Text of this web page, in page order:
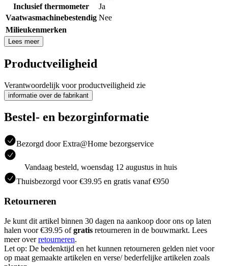
Inclusief thermometer
Ja
Vaatwasmachinebestendig Nee
Milieukenmerken
Lees meer
Productveiligheid
Verantwoordelijk voor productveiligheid zie
informatie over de fabrikant
Bestel- en bezorginformatie
Bezorgd door Extra@Home bezorgservice
Vandaag besteld, woensdag 12 augustus in huis
Thuisbezorgd voor €39.95 en gratis vanaf €950
Retourneren
Je kunt dit artikel binnen 30 dagen na aankoop door ons op laten
halen voor €39.95 ofgratis retourneren in de bouwmarkt. Lees
meer overretourneren.
Let op: De bedenktijd en het kunnen retourneren gelden niet voor
op maat gemaakte artikelen en verse/ bederfelijke artikelen zoals